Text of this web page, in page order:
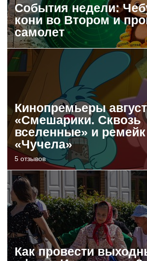
События недели:
кони во Втором и
самолет
Кинопремьеры
«Смешарики. Сквозь
вселенные» и ремейк
«Чучела»
5 отзывов
Как провести